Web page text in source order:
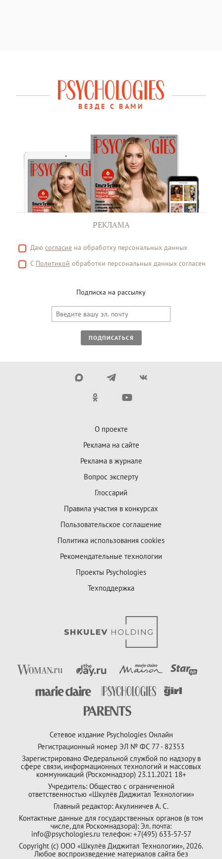
ВЕЗДЕ С ВАМИ
РЕКЛАМА
Даю согласие на обработку персональных данных
С Политикой обработки персональных данных согласен
Подписка на рассылку
ПОДПИСАТЬСЯ
О проекте
Реклама на сайте
Реклама в журнале
Вопрос эксперту
Глоссарий
Правила участия в конкурсах
Пользовательское соглашение
Политика использования cookies
Рекомендательные технологии
Проекты Psychologies
Техподдержка
Сетевое издание Psychologies Онлайн
Регистрационный номер ЭЛ № ФС 77 - 82353
Зарегистрировано Федеральной службой по надзору в
сфере связи, информационных технологий и массовых
коммуникаций (Роскомнадзор) 23.11.2021 18+
Учредитель: Общество с ограниченной
ответственностью «Шкулёв Диджитал Технологии»
Главный редактор: Акулиничев А. С.
Контактные данные для государственных органов (в том
числе, для Роскомнадзора): Эл. почта:
info@psychologies.ru телефон: +7(495) 633-57-57
Copyright (с) ООО «Шкулёв Диджитал Технологии», 2026.
Любое воспроизведение материалов сайта без